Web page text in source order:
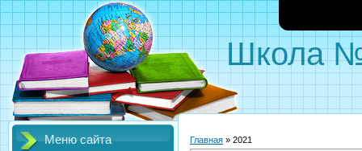
Школа
Меню сайта Главная » 2021